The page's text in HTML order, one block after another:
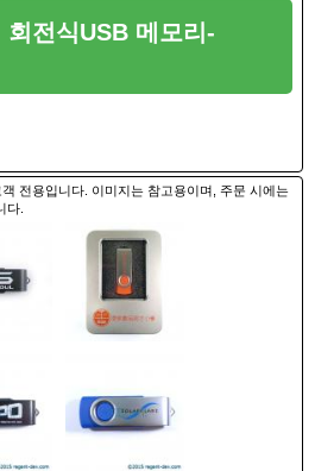
전식USB 메모리-
전용입니다. 이미지는 참고용이며, 주문 시에는
다.